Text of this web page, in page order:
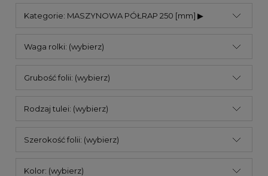
Kategorie: MASZYNOWA PÓŁRAP 250 [mm] ▶
Waga rolki: (wybierz)
Grubość folii: (wybierz)
Rodzaj tulei: (wybierz)
Szerokość folii: (wybierz)
Kolor: (wybierz)